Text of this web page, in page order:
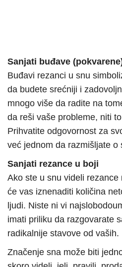
Sanjati buđave
Buđavi rezanci u snu
da budete srećniji i
mnogo više da radite na
da reši vaše probleme, niti
Prihvatite odgovornost za
već jednom da razmišljate o
Sanjati rezance u boji
Ako ste u snu videli
će vas iznenaditi količina
ljudi. Niste ni vi
imati priliku da razgovarate
radikalnije stavove od vaših.
Značenje sna može biti